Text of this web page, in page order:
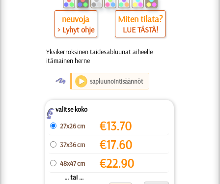
neuvoja
> Lyhyt ohje
Miten tilata?
LUE TÄSTÄ!
Yksikerroksinen taidesabluunat aiheelle
itämainen herne
O sapluunointisäännöt
Zvalitse koko
27x26 cm
€13.70
37x36 cm €17.60
48x47 cm €22.90
... tai ...